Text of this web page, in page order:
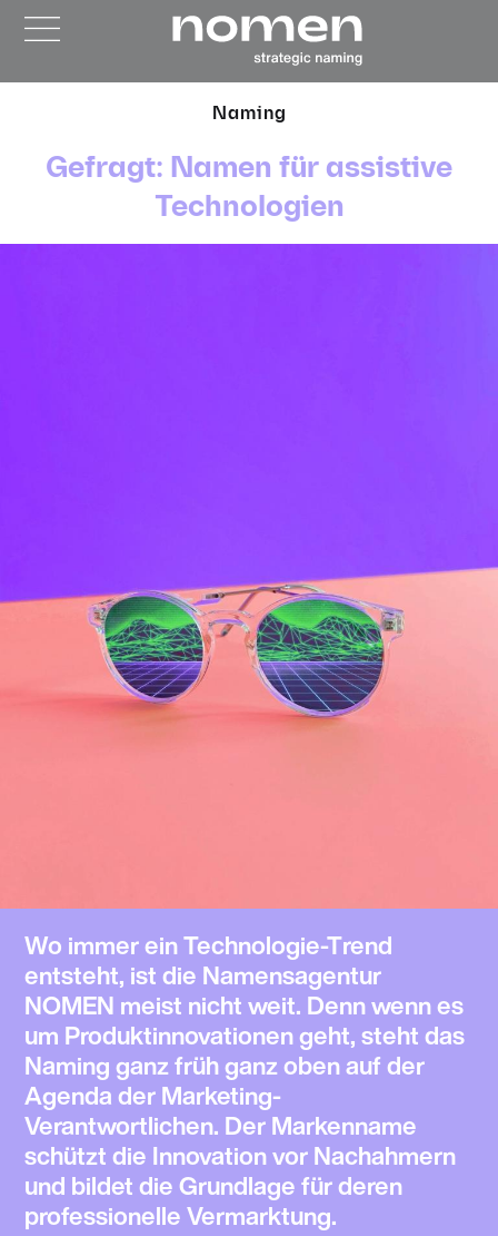
Naming
Gefragt: Namen für assistive
Technologien
Wo immer ein Technologie-Trend
entsteht, ist die Namensagentur
NOMEN meist nicht weit. Denn wenn es
um Produktinnovationen geht, steht das
Naming ganz früh ganz oben auf der
Agenda der Marketing-
Verantwortlichen. Der Markenname
schützt die Innovation vor Nachahmern
und bildet die Grundlage für deren
professionelle Vermarktung.